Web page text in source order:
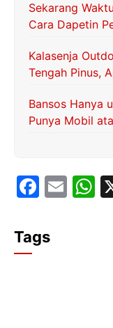
Sekarang
Cara Dapetin
Kalasenja
Tengah Pinus,
Bansos Hanya
Punya Mobil
F
c
e
E
Tags